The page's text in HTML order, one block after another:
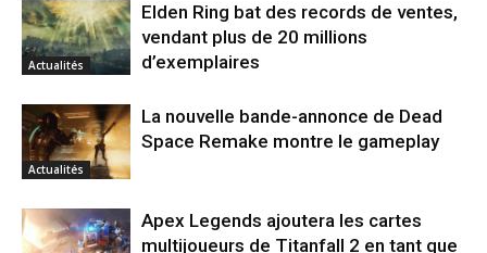
Actualités
Elden Ring bat des records de ventes,
vendant plus de 20 millions
d’exemplaires
Actualités
La nouvelle bande-annonce de Dead
Space Remake montre le gameplay
Apex Legends ajoutera les cartes
multijoueurs de Titanfall 2 en tant que